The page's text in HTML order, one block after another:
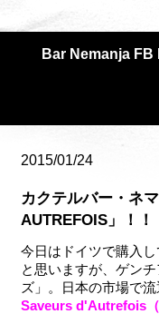
Bar Nemanja FB
2015/01/24
カクテルバー・ネ
AUTREFOIS」！！
今日はドイツで購入
と思いますが、ゲン
ズ」。日本の市場で
Saveurs d'Autrefois